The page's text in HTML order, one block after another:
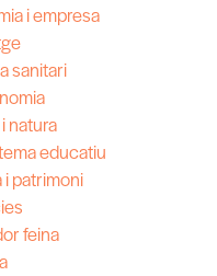
i empresa
sanitari
natura
educatiu
i patrimoni
feina